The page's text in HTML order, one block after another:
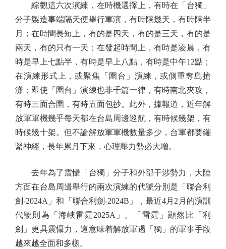
綜觀這六次演練，在時機選擇上，有時在「台獨」
分子製造事端隔天便舉行軍演，有時隔幾天，有時隔半
月；在時間長短上，有的是四天，有的是三天，有的是
兩天，有的只有一天；在發起時間上，有時是凌晨，有
時是早上七點半，有時是早上八點，有時是中午12點；
在演練形式上，或聚焦「圍台」演練，或側重奪島搶
灘；即使「圍台」演練也非千篇一律，有時南北夾攻，
有時三面合圍，有時五面包抄。此外，據報道，近年解
放軍軍機幾乎每天都在台島周邊巡航，有時候幾架，有
時候幾十架。但不論解放軍軍機數量多少，台軍都要繃
緊神經，長年累月下來，心理壓力勢必大增。
去年為了震懾「台獨」分子和外部干涉勢力，大陸
方面在台島周邊舉行的兩次演練的代號分別是「聯合利
劍-2024A」和「聯合利劍-2024B」，最近4月2月的演訓
代號則為「海峽雷霆2025A」。「雷霆」顯然比「利
劍」更具震懾力，這意味着解放軍遏「獨」的軍事手段
越來越全面和多樣。